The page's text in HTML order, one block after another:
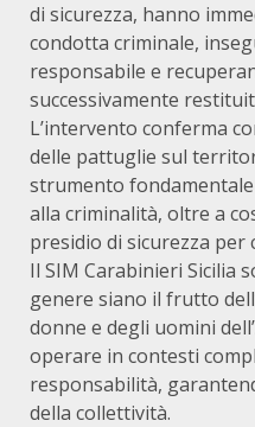
di sicurezza, hanno
condotta criminale,
responsabile e
successivamente
L’intervento conferma
delle pattuglie sul
strumento
alla criminalità, oltre a
presidio di sicurezza per
Il SIM Carabinieri Sicilia
genere siano il frutto
donne e degli uomini
operare in contesti
responsabilità,
della collettività.